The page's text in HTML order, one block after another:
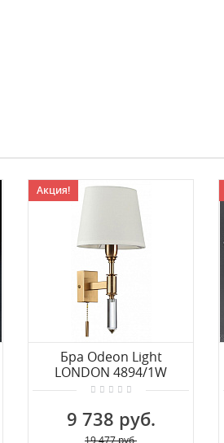
Акция!
Бра Odeon Light
LONDON 4894/1W
9 738 руб.
19 477 руб.